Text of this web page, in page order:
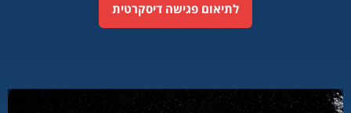
לתיאום פגישה דיסקרטית